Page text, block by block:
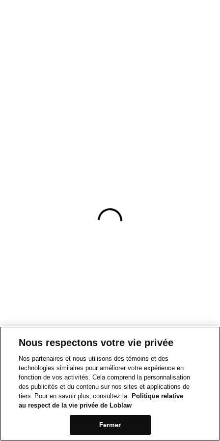
Nous respectons votre vie privée
Nos partenaires et nous utilisons des témoins et des
technologies similaires pour améliorer votre expérience en
fonction de vos activités. Cela comprend la personnalisation
des publicités et du contenu sur nos sites et applications de
tiers. Pour en savoir plus, consultez la
Politique relative
au respect de la vie privée de Loblaw
Fermer